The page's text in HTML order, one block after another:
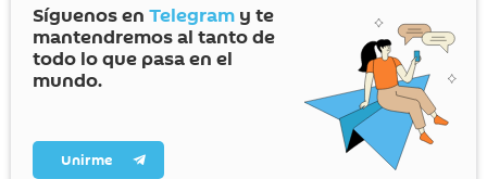
Síguenos en Telegram y te
mantendremos al tanto de
todo lo que pasa en el
mundo.
Unirme